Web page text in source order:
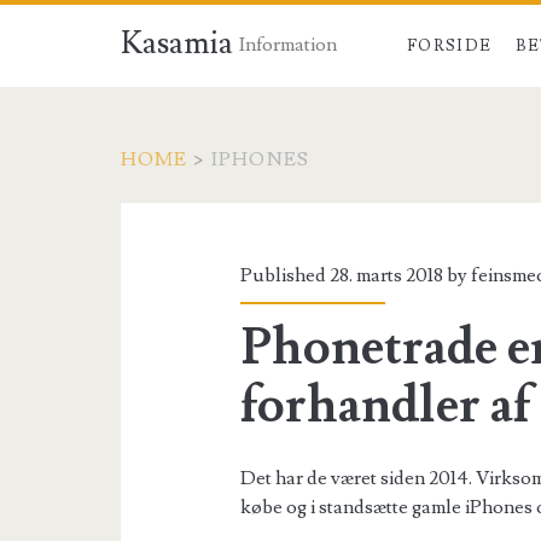
Kasamia Information FORSIDE
HOME > IPHONES
<span>iphones</
Published 28. marts 2018 by
Phonetrade
forhandler
Det har de været siden 2014.
købe og i standsætte gamle iPhones